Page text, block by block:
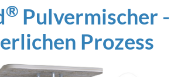
® Pulvermischer
Prozess